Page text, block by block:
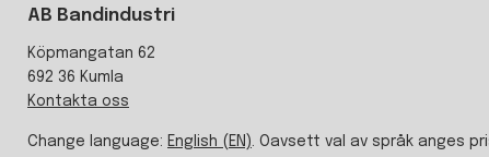
AB Bandindustri
Köpmangatan 62
692 36 Kumla
Kontakta oss
Change language: English (EN). Oavsett val av språk anges